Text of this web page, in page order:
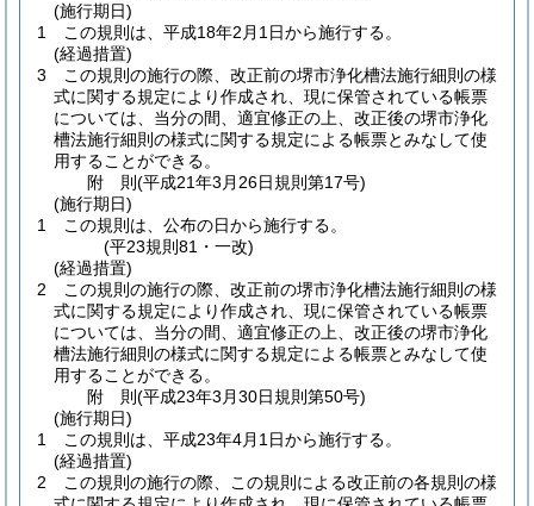
(施行期日)
1
この規則は、平成18年2月1日から施行する。
(経過措置)
3
この規則の施行の際、改正前の堺市浄化槽法施行細則の様
式に関する規定により作成され、現に保管されている帳票
については、当分の間、適宜修正の上、改正後の堺市浄化
槽法施行細則の様式に関する規定による帳票とみなして使
用することができる。
附 則(平成21年3月26日規則第17号)
(施行期日)
1
この規則は、公布の日から施行する。
(平23規則81・一改)
(経過措置)
2
この規則の施行の際、改正前の堺市浄化槽法施行細則の様
式に関する規定により作成され、現に保管されている帳票
については、当分の間、適宜修正の上、改正後の堺市浄化
槽法施行細則の様式に関する規定による帳票とみなして使
用することができる。
附 則(平成23年3月30日規則第50号)
(施行期日)
1
この規則は、平成23年4月1日から施行する。
(経過措置)
2
この規則の施行の際、この規則による改正前の各規則の様